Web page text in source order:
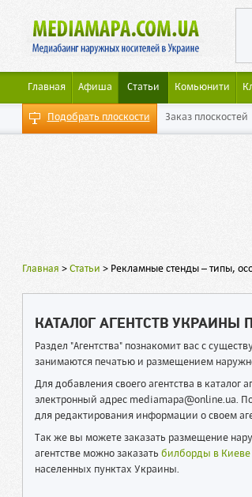
Главная Афиша Статьи Комьюнити
Подобрать плоскости Заказ плоскостей
Главная > Статьи > Рекламные стенды – типы,
КАТАЛОГ АГЕНТСТВ УКРАИНЫ
Раздел "Агентства" познакомит вас с
занимаются печатью и размещением
Для добавления своего агентства в
электронный адрес mediamapa@online.ua.
для редактирования информации о своем
Так же вы можете заказать размещение
агентстве можно заказать билборды в Киеве
населенных пунктах Украины.